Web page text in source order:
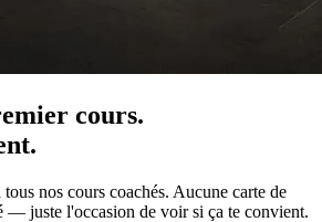
cours.
nos cours coachés. Aucune carte de
— juste l'occasion de voir si ça te convient.